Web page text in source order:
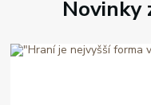
Novinky